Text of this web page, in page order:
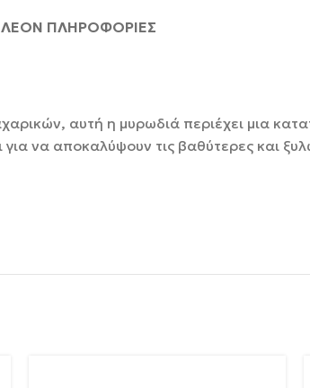
ΠΛΗΡΟΦΟΡΊΕΣ
αυτή η μυρωδιά περιέχει μια
να αποκαλύψουν τις βαθύτερες και